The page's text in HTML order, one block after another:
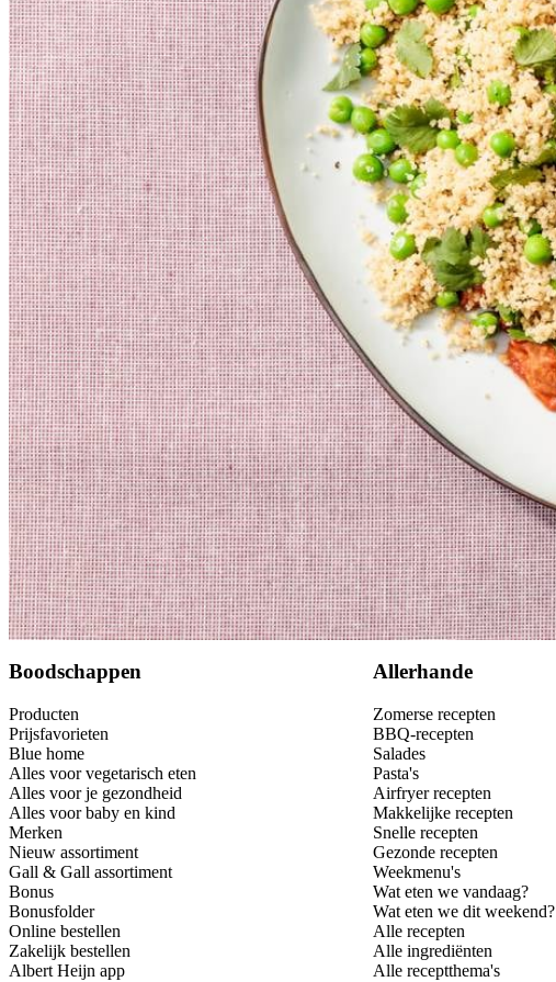
2 elmilde olijfolie
400 gtomatenblokjes in blik
300 gvolkorencouscous
400 mlkokend water
450 gdiepvries fijne tuinbonen
3½ elbiologische tahin
Boodschappen
Producten
Prijsfavorieten
Blue home
Alles voor vegetarisch eten
Alles voor je gezondheid
Alles voor baby en kind
Merken
Nieuw assortiment
Gall & Gall assortiment
Bonus
Bonusfolder
Online bestellen
Zakelijk bestellen
Albert Heijn app
Allerhande
Zomerse recepten
BBQ-recepten
Salades
Pasta's
Airfryer recepten
Makkelijke recepten
Snelle recepten
Gezonde recepten
Weekmenu's
Wat eten we vandaag?
Wat eten we dit weekend?
Alle recepten
Alle ingrediënten
Alle receptthema's